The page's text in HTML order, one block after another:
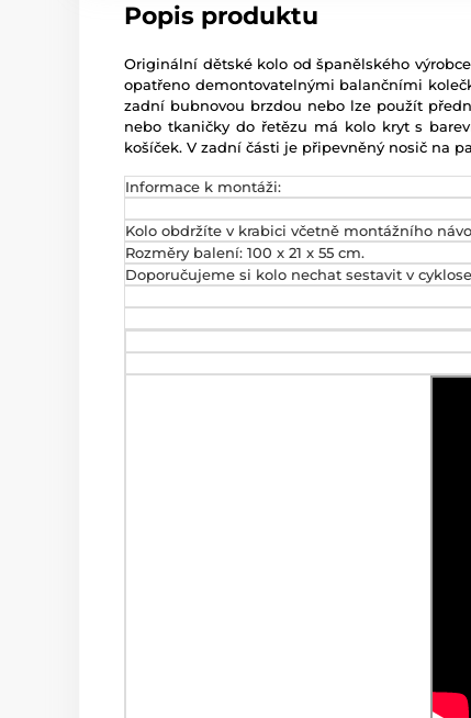
Popis produktu
Originální dětské kolo od španělského
opatřeno demontovatelnými balančními
zadní bubnovou brzdou nebo lze použít
nebo tkaničky do řetězu má kolo kryt s
košíček. V zadní části je připevněný nosič na
Informace k montáži:
Kolo obdržíte v krabici včetně montážního
Rozměry balení: 100 x 21 x 55 cm.
Doporučujeme si kolo nechat sestavit v